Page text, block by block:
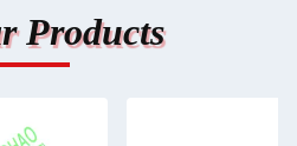
Products